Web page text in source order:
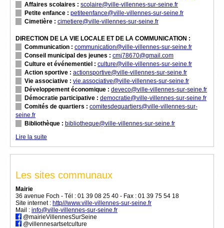
Affaires scolaires : scolaire@ville-villennes-sur-seine.fr
Petite enfance : petiteenfance@ville-villennes-sur-seine.fr
Cimetière : cimetiere@ville-villennes-sur-seine.fr
DIRECTION DE LA VIE LOCALE ET DE LA COMMUNICATION :
Communication : communication@ville-villennes-sur-seine.fr
Conseil municipal des jeunes : cmj78670@gmail.com
Culture et événementiel : culture@ville-villennes-sur-seine.fr
Action sportive : actionsportive@ville-villennes-sur-seine.fr
Vie associative : vie.associative@ville-villennes-sur-seine.fr
Développement économique : deveco@ville-villennes-sur-seine.fr
Démocratie participative : democratie@ville-villennes-sur-seine.fr
Comités de quartiers : comitesdequartiers@ville-villennes-sur-
seine.fr
Bibliothèque : bibliotheque@ville-villennes-sur-seine.fr
Lire la suite
Les sites communaux
Mairie
36 avenue Foch - Tél : 01 39 08 25 40 - Fax : 01 39 75 54 18
Site internet : http///www.ville-villennes-sur-seine.fr
Mail : info@ville-villennes-sur-seine.fr
@mairieVillennesSurSeine
@villennesartsetculture